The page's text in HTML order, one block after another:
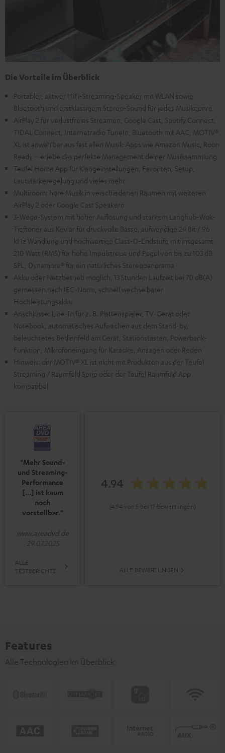
Die Vorteile im Überblick
Portabler, aktiver HiFi-Streaming-Speaker mit WLAN sowie
Bluetooth und erstklassigem Stereo-Sound für jedes Musikgenre
AirPlay 2 für verlustfreies Streamen, Google Cast, Spotify Connect,
TIDAL Connect, Internetradio TuneIn, Bluetooth mit AAC, MOTIV®
XL ist anwählbar aus fast allen Musik-Apps wie Amazon Music, Roon
Ready – erlebe das perfekte Management deiner Musiksammlung
Teufel Home App für Klangeinstellungen, Favoriten, Setup,
Lautstärkeregelung und vieles mehr
Multiroom: höre Musik in verschiedenen Räumen mit weiteren
AirPlay 2 oder Google Cast Speakern
3-Wege-System mit hoher Auflösung und starkem Langhub-Wok-
Tieftöner aus Kevlar für druckvolle Bässe, aufwendige 24 Bit / 96
kHz Wandlung und hochwertige Class-D-Endstufe mit insgesamt
210 Watt (RMS) für hohe Impulstreue und Pegel von bis zu 103 dB
SPL, Dynamore® für ein natürliches Stereopanorama
Akku oder Netzbetrieb möglich, 13 Stunden Laufzeit bei 70 dB(A)
gemessen nach IEC-Norm, schnell wechselbarer
Hochleistungsakku
Anschlüsse: Line-In für z. B. Plattenspieler, TV-Gerät oder
Notebook, automatisches Aufwachen aus dem Stand-by,
beleuchtetes Bedienfeld am Gerät, Stationstasten, Powerbank-
Funktion, Mikrofoneingang für Karaoke, Ansagen oder Reden
Hinweis: der MOTIV® XL ist nicht mit Produkten aus der Teufel
Streaming / Raumfeld Serie oder der Teufel Raumfeld App
kompatibel
"Mehr Sound-
und Streaming-
Performance
[...] ist kaum
noch
vorstellbar."
www.areadvd.de
29.07.2025
ALLE
TESTBERICHTE
4.94
(4.94 von 5 bei 17 Bewertungen)
ALLE BEWERTUNGEN
Features
Alle Technologien im Überblick